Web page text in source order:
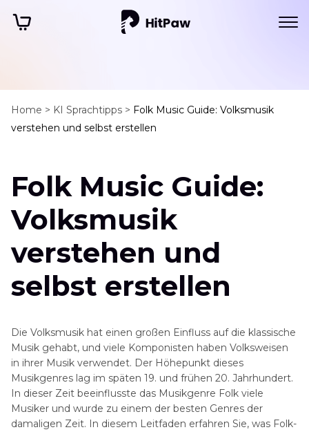
Home > KI Sprachtipps > Folk Music Guide: Volksmusik
verstehen und selbst erstellen
Folk Music Guide:
Volksmusik
verstehen und
selbst erstellen
Die Volksmusik hat einen großen Einfluss auf die klassische
Musik gehabt, und viele Komponisten haben Volksweisen
in ihrer Musik verwendet. Der Höhepunkt dieses
Musikgenres lag im späten 19. und frühen 20. Jahrhundert.
In dieser Zeit beeinflusste das Musikgenre Folk viele
Musiker und wurde zu einem der besten Genres der
damaligen Zeit. In diesem Leitfaden erfahren Sie, was Folk-